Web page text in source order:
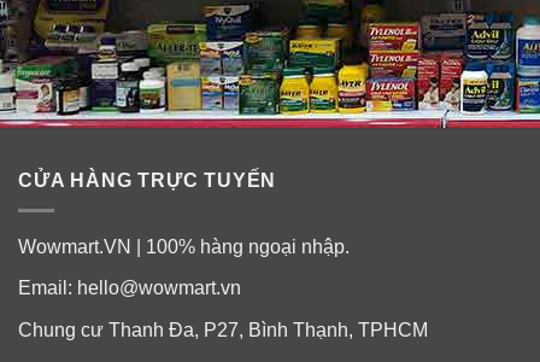
CỬA HÀNG TRỰC TUYẾN
Wowmart.VN | 100% hàng ngoại nhập.
Email: hello@wowmart.vn
Chung cư Thanh Đa, P27, Bình Thạnh, TPHCM